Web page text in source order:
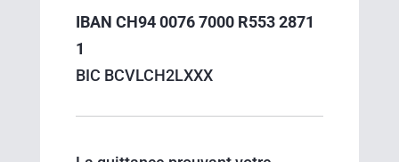
IBAN CH94 0076 7000 R553 2871
1
BIC BCVLCH2LXXX